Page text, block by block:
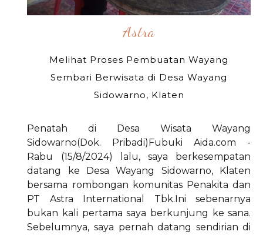
Astra
Melihat Proses Pembuatan Wayang
Sembari Berwisata di Desa Wayang
Sidowarno, Klaten
Penatah di Desa Wisata Wayang
Sidowarno(Dok. Pribadi)Fubuki Aida.com -
Rabu (15/8/2024) lalu, saya berkesempatan
datang ke Desa Wayang Sidowarno, Klaten
bersama rombongan komunitas Penakita dan
PT Astra International Tbk.Ini sebenarnya
bukan kali pertama saya berkunjung ke sana.
Sebelumnya, saya pernah datang sendirian di